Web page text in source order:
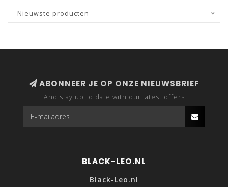
Nieuwste producten
ABONNEER JE OP ONZE NIEUWSBRIEF
And stay up to date with our latest offers
BLACK-LEO.NL
Black-Leo.nl